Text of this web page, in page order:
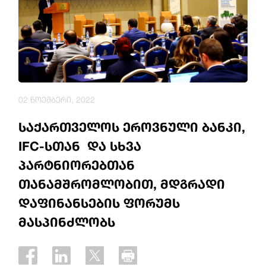
საქართველოს ეროვნული ბანკი,
IFC-სთან და სხვა
პარტნიორებთან
თანამშრომლობით, მდგრადი
დაფინანსების ფორუმს
მასპინძლობს
02 ნოემბერი, 2022